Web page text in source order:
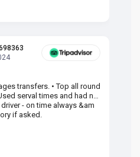
transfers. • Top all round
serval times and had no
- on time always &am
if asked.